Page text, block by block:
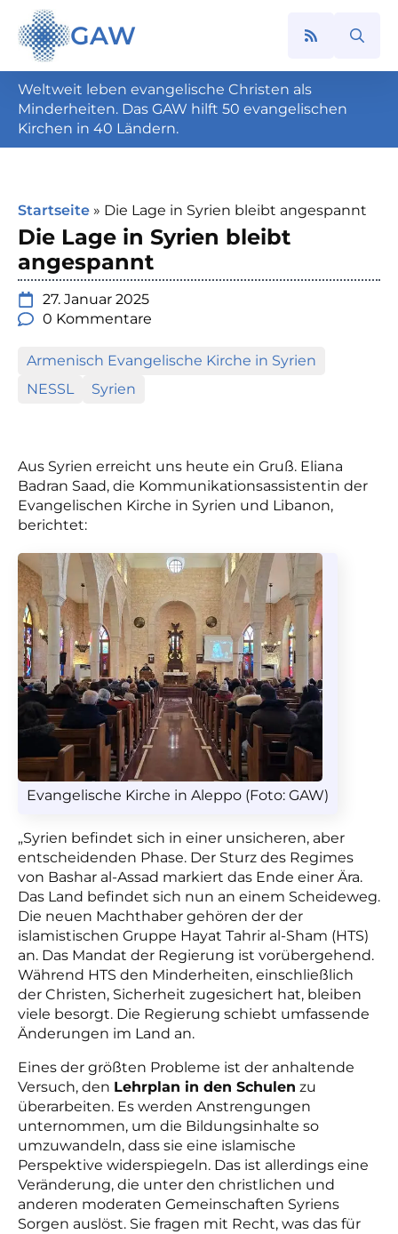
GAW
Search
Weltweit leben evangelische Christen als
Minderheiten. Das GAW hilft 50 evangelischen
Kirchen in 40 Ländern.
Startseite » Die Lage in Syrien bleibt angespannt
Die Lage in Syrien bleibt
angespannt
27. Januar 2025
0 Kommentare
Armenisch Evangelische Kirche in Syrien
NESSL
Syrien
Aus Syrien erreicht uns heute ein Gruß. Eliana
Badran Saad, die Kommunikationsassistentin der
Evangelischen Kirche in Syrien und Libanon,
berichtet:
Evangelische Kirche in Aleppo (Foto: GAW)
„Syrien befindet sich in einer unsicheren, aber
entscheidenden Phase. Der Sturz des Regimes
von Bashar al-Assad markiert das Ende einer Ära.
Das Land befindet sich nun an einem Scheideweg.
Die neuen Machthaber gehören der der
islamistischen Gruppe Hayat Tahrir al-Sham (HTS)
an. Das Mandat der Regierung ist vorübergehend.
Während HTS den Minderheiten, einschließlich
der Christen, Sicherheit zugesichert hat, bleiben
viele besorgt. Die Regierung schiebt umfassende
Änderungen im Land an.
Eines der größten Probleme ist der anhaltende
Versuch, den Lehrplan in den Schulen zu
überarbeiten. Es werden Anstrengungen
unternommen, um die Bildungsinhalte so
umzuwandeln, dass sie eine islamische
Perspektive widerspiegeln. Das ist allerdings eine
Veränderung, die unter den christlichen und
anderen moderaten Gemeinschaften Syriens
Sorgen auslöst. Sie fragen mit Recht, was das für